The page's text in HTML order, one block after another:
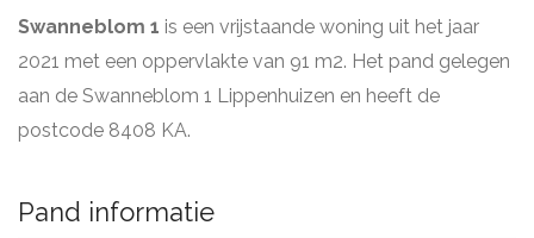
Swanneblom 1 is een vrijstaande woning uit het jaar
2021 met een oppervlakte van 91 m2. Het pand gelegen
aan de Swanneblom 1 Lippenhuizen en heeft de
postcode 8408 KA.
Pand informatie